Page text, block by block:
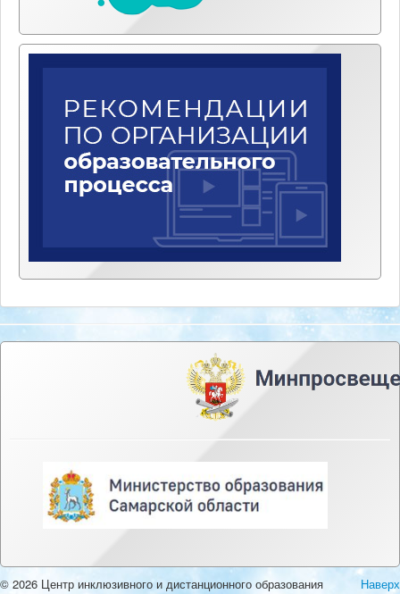
Наверх
© 2026 Центр инклюзивного и дистанционного образования